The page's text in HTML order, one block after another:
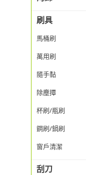
刷具
馬桶刷
萬用刷
隨手黏
除塵撢
杯刷/瓶刷
鋼刷/鍋刷
窗戶清潔
刮刀